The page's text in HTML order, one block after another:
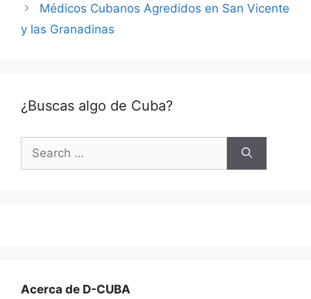
Médicos Cubanos Agredidos en San Vicente
y las Granadinas
¿Buscas algo de Cuba?
Search
for:
Acerca de D-CUBA